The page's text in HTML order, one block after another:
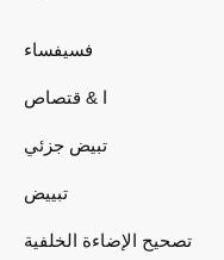
فسيفساء
ا & قتصاص
تبيض جزئي
تبييض
تصحيح الإضاءة الخلفية